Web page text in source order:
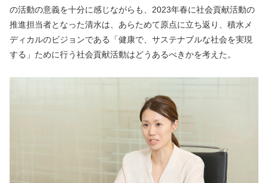
の活動の意義を十分に感じながらも、2023年春に社会貢献活動の
推進担当者となった清水は、あらためて原点に立ち返り、積水メ
ディカルのビジョンである「健康で、サステナブルな社会を実現
する」ために行う社会貢献活動はどうあるべきかを考えた。